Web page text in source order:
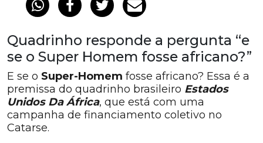
Quadrinho responde a pergunta “e
se o Super Homem fosse africano?”
E se o Super-Homem fosse africano? Essa é a
premissa do quadrinho brasileiro Estados
Unidos Da África, que está com uma
campanha de financiamento coletivo no
Catarse.